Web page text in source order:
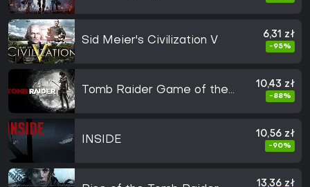
Sid Meier's Civilization V
6,31 zł
-95%
Tomb Raider Game of the
10,43 zł
-88%
INSIDE
10,56 zł
-90%
13,36 zł